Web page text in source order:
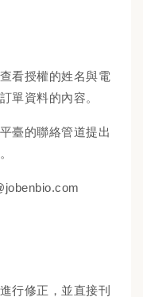
看授權的姓名與電
單資料的內容。
臺的聯絡管道提出
行修正，並直接刊